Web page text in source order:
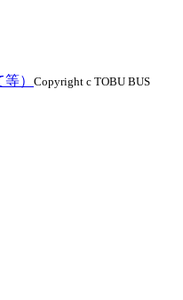
） Copyright c TOBU BUS